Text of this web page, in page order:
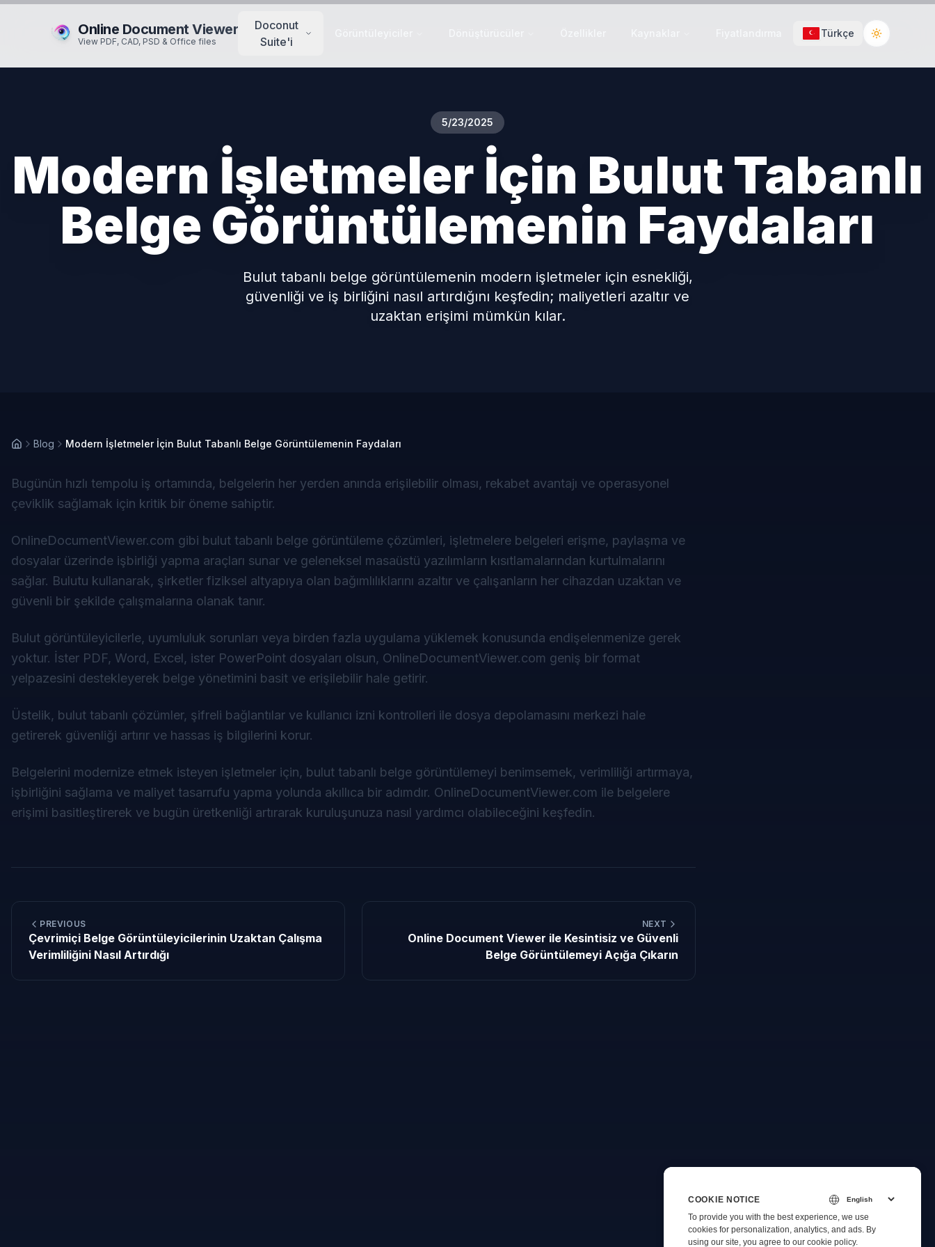
Online Document Viewer
View PDF, CAD, PSD & Office files
Doconut
Suite'i
Türkçe Toggle
5/23/2025
Modern İşletmeler İçin Bulut Tabanlı
Belge Görüntülemenin Faydaları
Bulut tabanlı belge görüntülemenin modern işletmeler için esnekliği,
güvenliği ve iş birliğini nasıl artırdığını keşfedin; maliyetleri azaltır ve
uzaktan erişimi mümkün kılar.
Blog Modern İşletmeler İçin Bulut Tabanlı Belge Görüntülemenin Faydaları
Bugünün hızlı tempolu iş ortamında, belgelerin her yerden anında erişilebilir olması, rekabet avantajı ve operasyonel
çeviklik sağlamak için kritik bir öneme sahiptir.
OnlineDocumentViewer.com gibi bulut tabanlı belge görüntüleme çözümleri, işletmelere belgeleri erişme, paylaşma ve
dosyalar üzerinde işbirliği yapma araçları sunar ve geleneksel masaüstü yazılımların kısıtlamalarından kurtulmalarını
sağlar. Bulutu kullanarak, şirketler fiziksel altyapıya olan bağımlılıklarını azaltır ve çalışanların her cihazdan uzaktan ve
güvenli bir şekilde çalışmalarına olanak tanır.
Bulut görüntüleyicilerle, uyumluluk sorunları veya birden fazla uygulama yüklemek konusunda endişelenmenize gerek
yoktur. İster PDF, Word, Excel, ister PowerPoint dosyaları olsun, OnlineDocumentViewer.com geniş bir format
yelpazesini destekleyerek belge yönetimini basit ve erişilebilir hale getirir.
Üstelik, bulut tabanlı çözümler, şifreli bağlantılar ve kullanıcı izni kontrolleri ile dosya depolamasını merkezi hale
getirerek güvenliği artırır ve hassas iş bilgilerini korur.
Belgelerini modernize etmek isteyen işletmeler için, bulut tabanlı belge görüntülemeyi benimsemek, verimliliği artırmaya,
işbirliğini sağlama ve maliyet tasarrufu yapma yolunda akıllıca bir adımdır. OnlineDocumentViewer.com ile belgelere
erişimi basitleştirerek ve bugün üretkenliği artırarak kuruluşunuza nasıl yardımcı olabileceğini keşfedin.
PREVIOUS
Çevrimiçi Belge Görüntüleyicilerinin Uzaktan Çalışma
Verimliliğini Nasıl Artırdığı
NEXT
Online Document Viewer ile Kesintisiz ve Güvenli
Belge Görüntülemeyi Açığa Çıkarın
COOKIE NOTICE
To provide you with the best experience, we use
cookies for personalization, analytics, and ads. By
using our site, you agree to our cookie policy.